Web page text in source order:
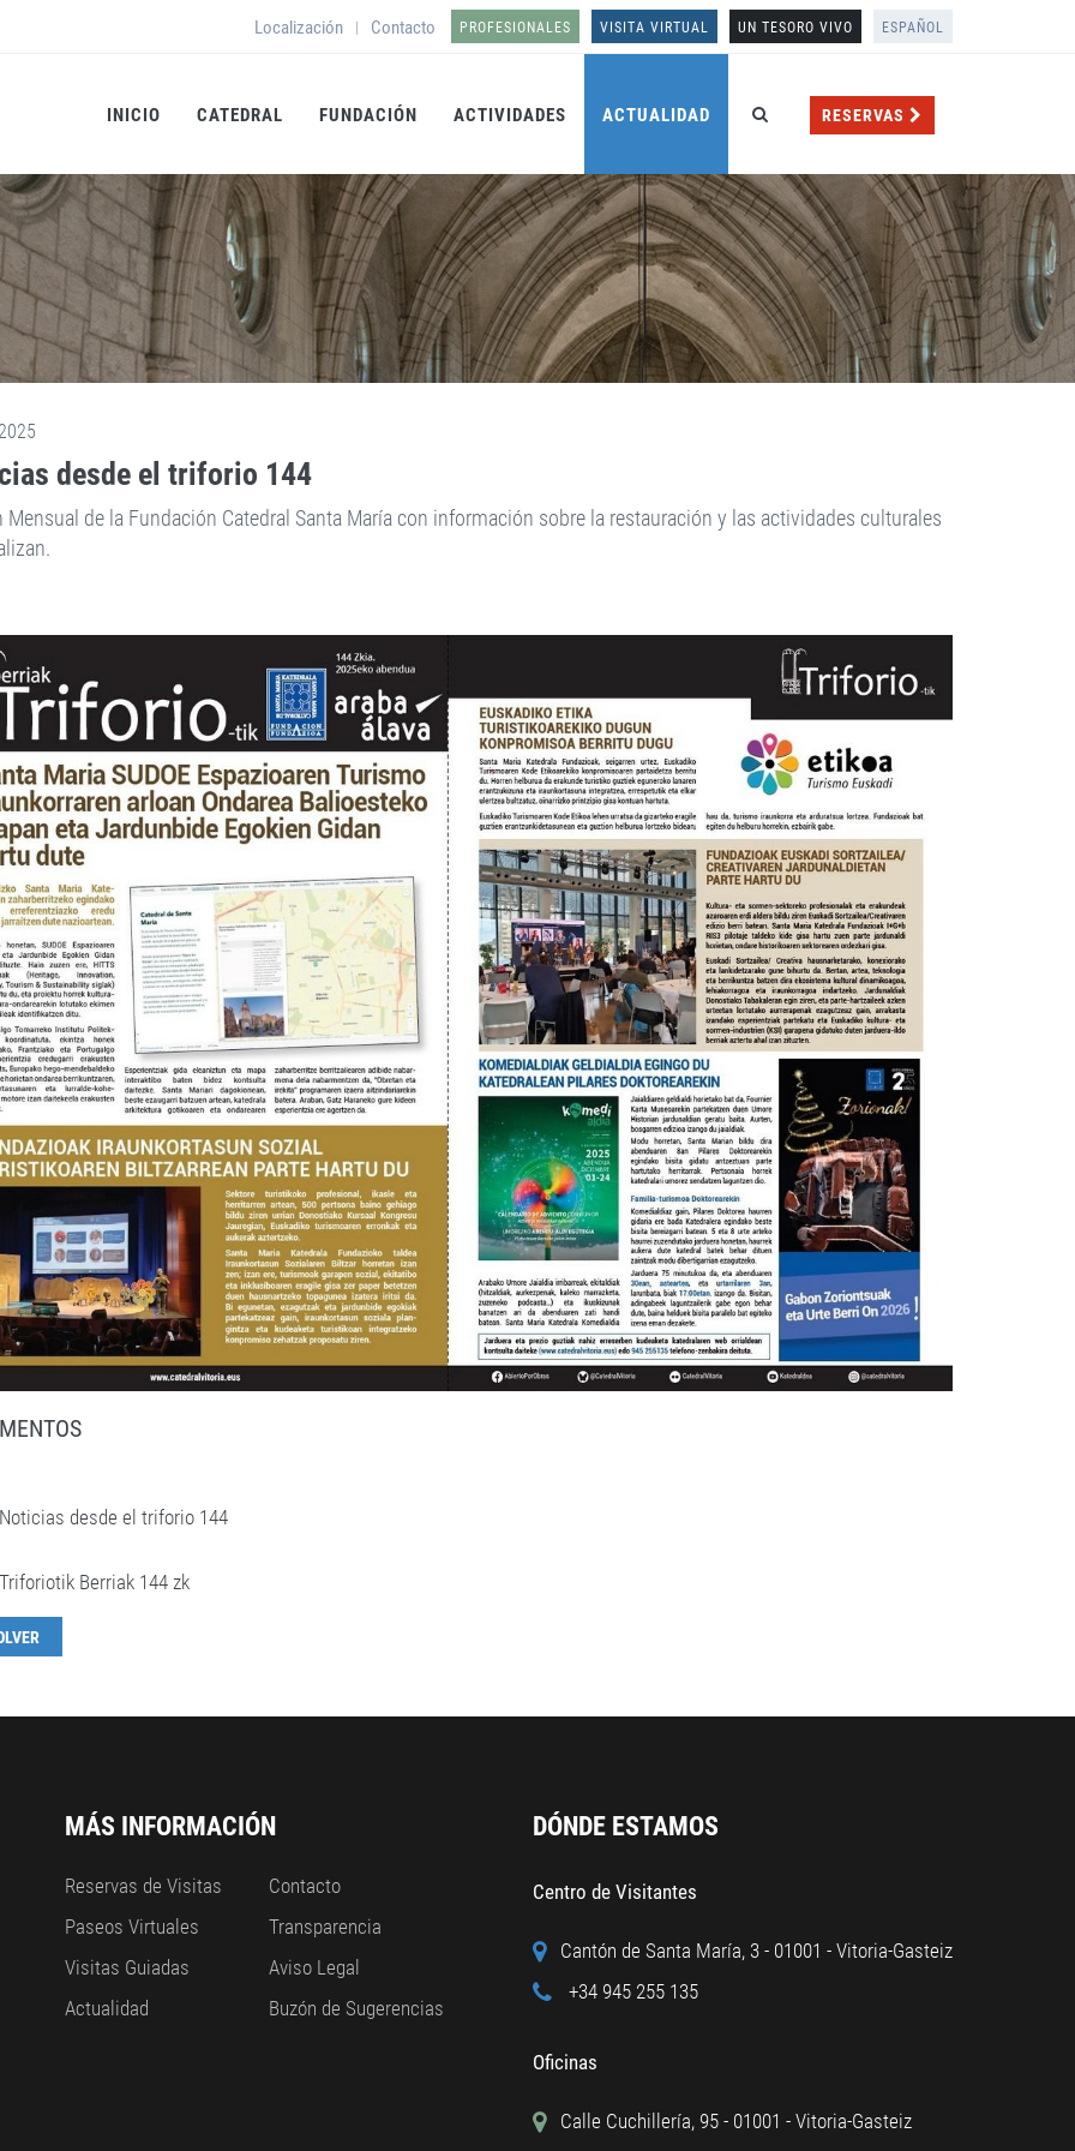
Localización | Contacto PROFESIONALES VISITA VIRTUAL UN TESORO VIVO ESPAÑOL
INICIO CATEDRAL FUNDACIÓN ACTIVIDADES ACTUALIDAD RESERVAS
desde el triforio 144
Mensual de la Fundación Catedral Santa María con información sobre la restauración y las actividades culturales
desde el triforio 144
Berriak 144 zk
MÁS INFORMACIÓN
Reservas de Visitas
Paseos Virtuales
Visitas Guiadas
Actualidad
Contacto
Transparencia
Aviso Legal
Buzón de Sugerencias
DÓNDE ESTAMOS
Centro de Visitantes
Cantón de Santa María, 3 - 01001 - Vitoria-Gasteiz
+34 945 255 135
Oficinas
Calle Cuchillería, 95 - 01001 - Vitoria-Gasteiz